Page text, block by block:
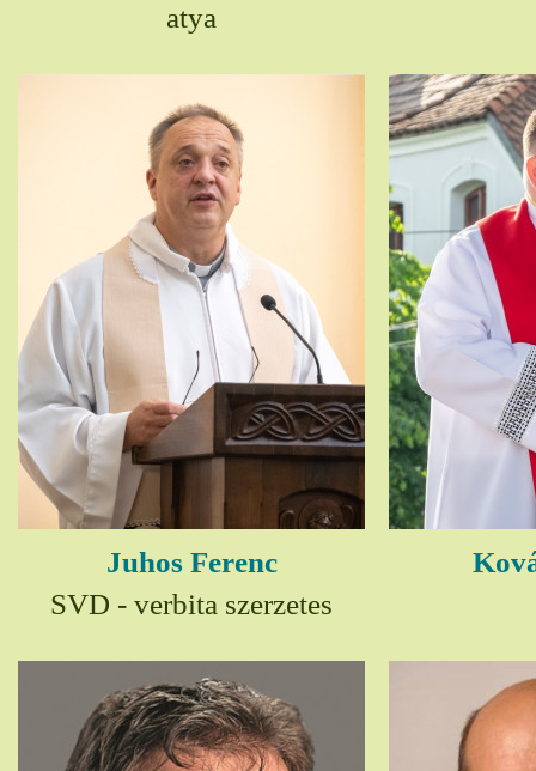
atya
Juhos Ferenc
SVD - verbita szerzetes